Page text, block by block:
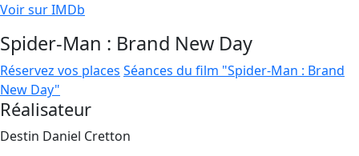
Voir sur IMDb
Spider-Man : Brand New Day
Réservez vos places Séances du film "Spider-Man : Brand
New Day"
Réalisateur
Destin Daniel Cretton